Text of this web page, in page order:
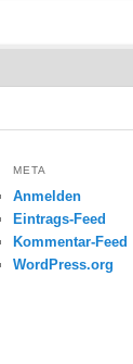
META
Anmelden
Eintrags-Feed
Kommentar-Feed
WordPress.org